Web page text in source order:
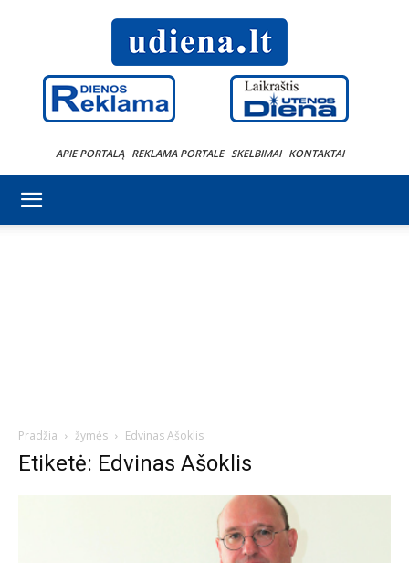
APIE PORTALĄ REKLAMA PORTALE SKELBIMAI KONTAKTAI
Pradžia žymės Edvinas Ašoklis
Etiketė: Edvinas Ašoklis